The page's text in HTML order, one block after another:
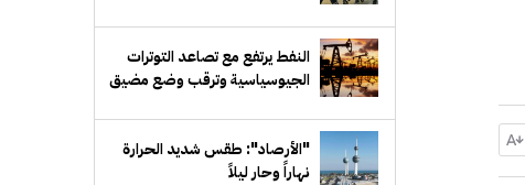
النفط يرتفع مع تصاعد التوترات
الجيوسياسية وترقب وضع مضيق
"الأرصاد": طقس شديد الحرارة
نهاراً وحار ليلاً